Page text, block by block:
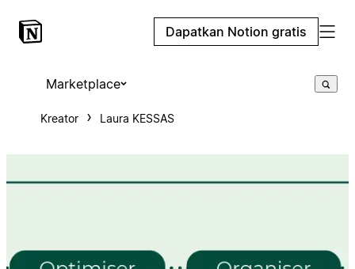
Dapatkan Notion gratis
Marketplace
Kreator Laura KESSAS